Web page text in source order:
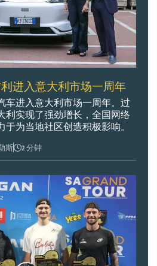
进入意大利市场一周年
车进入意大利市场一周年。过
利实现了强劲增长，全国网络
为当地社区创造积极影响。
斯 2 分钟